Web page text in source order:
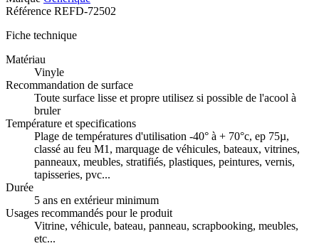
Référence REFD-72502
Fiche technique
Matériau
Vinyle
Recommandation de surface
Toute surface lisse et propre utilisez si possible de l'acool à
bruler
Température et specifications
Plage de températures d'utilisation -40° à + 70°c, ep 75µ,
classé au feu M1, marquage de véhicules, bateaux, vitrines,
panneaux, meubles, stratifiés, plastiques, peintures, vernis,
tapisseries, pvc...
Durée
5 ans en extérieur minimum
Usages recommandés pour le produit
Vitrine, véhicule, bateau, panneau, scrapbooking, meubles,
etc...